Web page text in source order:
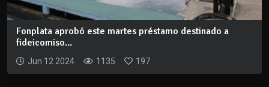
Fonplata aprobó este martes préstamo destinado a
fideicomiso...
Jun 12 2024 1135 197